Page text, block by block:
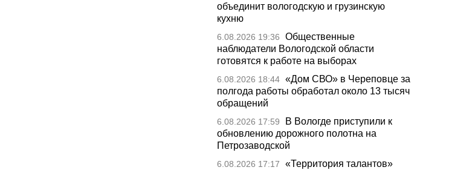
объединит вологодскую и грузинскую
кухню
6.08.2026 19:36
Общественные
наблюдатели Вологодской области
готовятся к работе на выборах
6.08.2026 18:44 «Дом СВО» в Череповце за
полгода работы обработал около 13 тысяч
обращений
6.08.2026 17:59
В Вологде приступили к
обновлению дорожного полотна на
Петрозаводской
6.08.2026 17:17
«Территория талантов»